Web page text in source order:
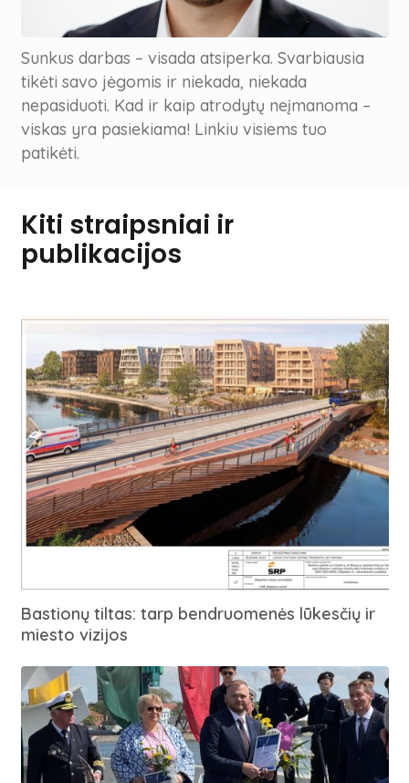
Sunkus darbas – visada atsiperka. Svarbiausia
tikėti savo jėgomis ir niekada, niekada
nepasiduoti. Kad ir kaip atrodytų neįmanoma –
viskas yra pasiekiama! Linkiu visiems tuo
patikėti.
Kiti straipsniai ir
publikacijos
Bastionų tiltas: tarp bendruomenės lūkesčių ir
miesto vizijos